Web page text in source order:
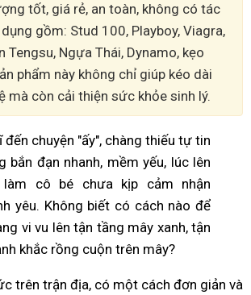
tốt, giá rẻ, an toàn, không có tác
gồm: Stud 100, Playboy, Viagra,
Tengsu, Ngựa Thái, Dynamo, kẹo
phẩm này không chỉ giúp kéo dài
mà còn cải thiện sức khỏe sinh lý.
đến chuyện "ấy", chàng thiếu tự tin
bắn đạn nhanh, mềm yếu, lúc lên
làm cô bé chưa kịp cảm nhận
yêu. Không biết có cách nào để
vi vu lên tận tầng mây xanh, tận
khắc rồng cuộn trên mây?
trên trận địa, có một cách đơn giản và